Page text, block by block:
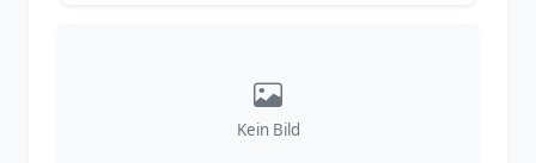
Kein Bild